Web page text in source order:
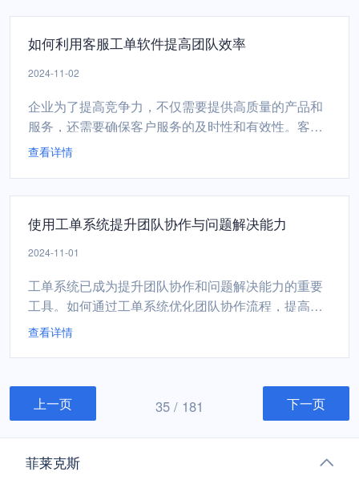
任务从接收至处理的时延，提升了整体服务的响应速
度，让客户感受...
如何利用客服工单软件提高团队效率
2024-11-02
企业为了提高竞争力，不仅需要提供高质量的产品和
服务，还需要确保客户服务的及时性和有效性。客服
工单软件作为现代客户服务管理的得力助手，其在提
记录、分配、跟踪和解决客户问题的工具。它允许客
户通过电子邮件、电...
查看详情
使用工单系统提升团队协作与问题解决能力
2024-11-01
工单系统已成为提升团队协作和问题解决能力的重要
工具。如何通过工单系统优化团队协作流程，提高问
题解决效率，并增强团队的整体表现。1. 提高透明度
进行。这个系统不仅实现了任务过程的透明化，还为
团队成员之间的沟通搭建了桥梁。通过实时的状态更
新和任务反馈，...
查看详情
上一页 35 / 181 下一页
菲莱克斯